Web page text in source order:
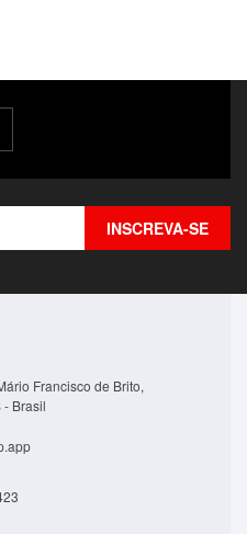
INSCREVA-SE
Francisco de Brito,
- Brasil